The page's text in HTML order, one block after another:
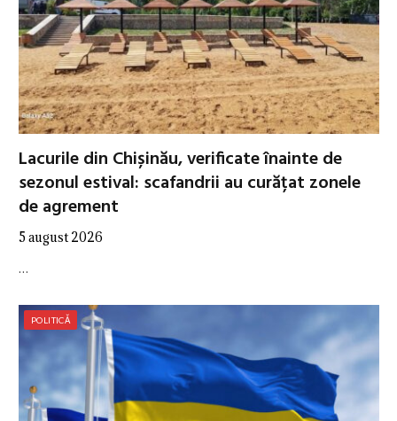
Lacurile din Chișinău, verificate înainte de
sezonul estival: scafandrii au curățat zonele
de agrement
5 august 2026
…
POLITICĂ